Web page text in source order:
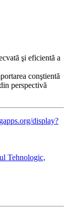
şi eficientă a
conştientă
perspectivă
display?
Tehnologic,